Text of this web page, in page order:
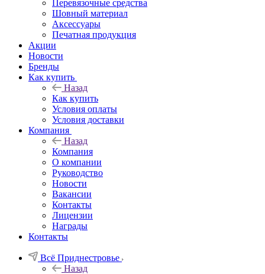
Перевязочные средства
Шовный материал
Аксессуары
Печатная продукция
Акции
Новости
Бренды
Как купить
Назад
Как купить
Условия оплаты
Условия доставки
Компания
Назад
Компания
О компании
Руководство
Новости
Вакансии
Контакты
Лицензии
Награды
Контакты
Всё Приднестровье
Назад